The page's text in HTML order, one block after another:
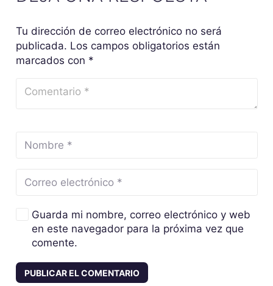
Tu dirección de correo electrónico no será
publicada. Los campos obligatorios están
marcados con *
Guarda mi nombre, correo electrónico y web
en este navegador para la próxima vez que
comente.
PUBLICAR EL COMENTARIO